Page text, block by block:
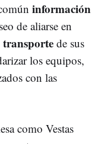
información
de aliarse en
transporte de sus
los equipos,
con las
como Vestas